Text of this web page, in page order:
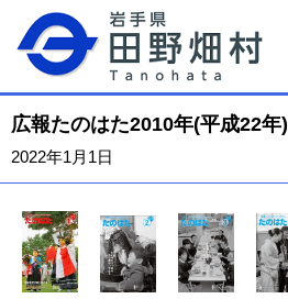
広報たのはた2010年(平成22年)
2022年1月1日